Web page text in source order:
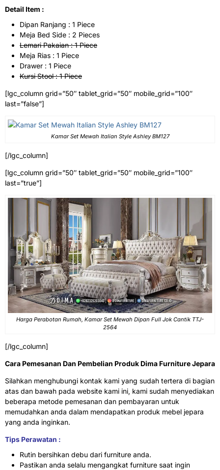
Detail Item :
Dipan Ranjang : 1 Piece
Meja Bed Side : 2 Pieces
Lemari Pakaian : 1 Piece
Meja Rias : 1 Piece
Drawer : 1 Piece
Kursi Stool : 1 Piece
[lgc_column grid=”50″ tablet_grid=”50″ mobile_grid=”100″
last=”false”]
Kamar Set Mewah Italian Style Ashley BM127
[/lgc_column]
[lgc_column grid=”50″ tablet_grid=”50″ mobile_grid=”100″
last=”true”]
Harga Perabotan Rumah, Kamar Set Mewah Dipan Full Jok Cantik TTJ-
2564
[/lgc_column]
Cara Pemesanan Dan Pembelian Produk Dima Furniture Jepara
Silahkan menghubungi kontak kami yang sudah tertera di bagian
atas dan bawah pada website kami ini, kami sudah menyediakan
beberapa metode pemesanan dan pembayaran untuk
memudahkan anda dalam mendapatkan produk mebel jepara
yang anda inginkan.
Tips Perawatan :
Rutin bersihkan debu dari furniture anda.
Pastikan anda selalu mengangkat furniture saat ingin